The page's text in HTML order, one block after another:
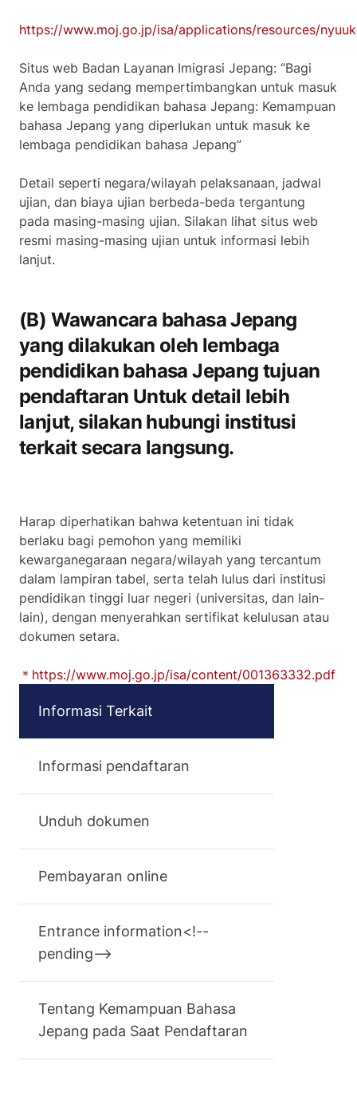
https://www.moj.go.jp/isa/applications/resources/
Situs web Badan Layanan Imigrasi Jepang: “Bagi
Anda yang sedang mempertimbangkan untuk masuk
ke lembaga pendidikan bahasa Jepang: Kemampuan
bahasa Jepang yang diperlukan untuk masuk ke
lembaga pendidikan bahasa Jepang”
Detail seperti negara/wilayah pelaksanaan, jadwal
ujian, dan biaya ujian berbeda-beda tergantung
pada masing-masing ujian. Silakan lihat situs web
resmi masing-masing ujian untuk informasi lebih
lanjut.
(B) Wawancara bahasa Jepang
yang dilakukan oleh lembaga
pendidikan bahasa Jepang tujuan
pendaftaran Untuk detail lebih
lanjut, silakan hubungi institusi
terkait secara langsung.
Harap diperhatikan bahwa ketentuan ini tidak
berlaku bagi pemohon yang memiliki
kewarganegaraan negara/wilayah yang tercantum
dalam lampiran tabel, serta telah lulus dari institusi
pendidikan tinggi luar negeri (universitas, dan lain-
lain), dengan menyerahkan sertifikat kelulusan atau
dokumen setara.
＊https://www.moj.go.jp/isa/content/001363332.pdf
Informasi Terkait
Informasi pendaftaran
Unduh dokumen
Pembayaran online
Entrance information<!--
pending-->
Tentang Kemampuan Bahasa
Jepang pada Saat Pendaftaran